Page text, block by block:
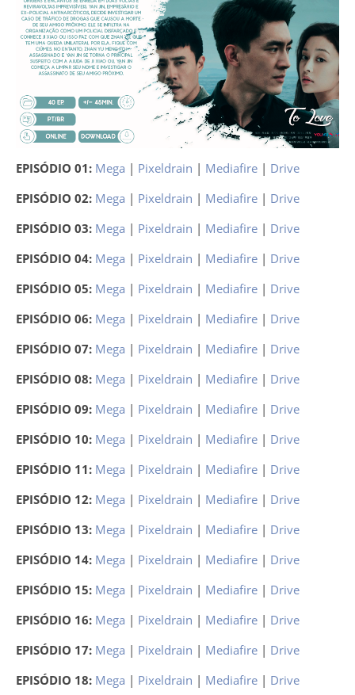
EPISÓDIO 01: Mega | Pixeldrain | Mediafire | Drive
EPISÓDIO 02: Mega | Pixeldrain | Mediafire | Drive
EPISÓDIO 03: Mega | Pixeldrain | Mediafire | Drive
EPISÓDIO 04: Mega | Pixeldrain | Mediafire | Drive
EPISÓDIO 05: Mega | Pixeldrain | Mediafire | Drive
EPISÓDIO 06: Mega | Pixeldrain | Mediafire | Drive
EPISÓDIO 07: Mega | Pixeldrain | Mediafire | Drive
EPISÓDIO 08: Mega | Pixeldrain | Mediafire | Drive
EPISÓDIO 09: Mega | Pixeldrain | Mediafire | Drive
EPISÓDIO 10: Mega | Pixeldrain | Mediafire | Drive
EPISÓDIO 11: Mega | Pixeldrain | Mediafire | Drive
EPISÓDIO 12: Mega | Pixeldrain | Mediafire | Drive
EPISÓDIO 13: Mega | Pixeldrain | Mediafire | Drive
EPISÓDIO 14: Mega | Pixeldrain | Mediafire | Drive
EPISÓDIO 15: Mega | Pixeldrain | Mediafire | Drive
EPISÓDIO 16: Mega | Pixeldrain | Mediafire | Drive
EPISÓDIO 17: Mega | Pixeldrain | Mediafire | Drive
EPISÓDIO 18: Mega | Pixeldrain | Mediafire | Drive